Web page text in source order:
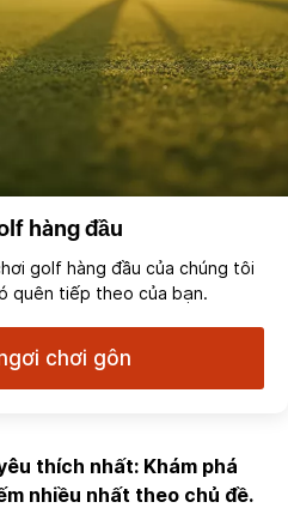
hàng đầu
golf hàng đầu của chúng tôi
quên tiếp theo của bạn.
chơi gôn
thích nhất: Khám phá
nhiều nhất theo chủ đề.